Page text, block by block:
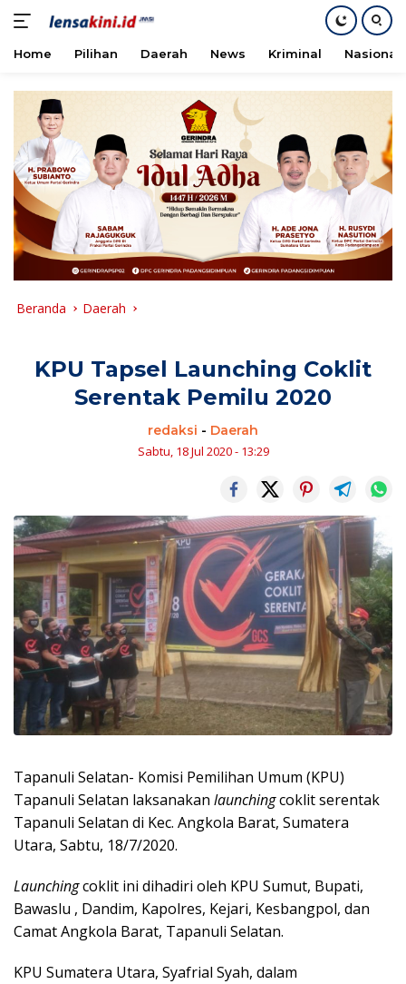
konten
Home Pilihan Daerah News Kriminal Nasional
Beranda Daerah
KPU Tapsel Launching Coklit
Serentak Pemilu 2020
redaksi - Daerah
Sabtu, 18 Jul 2020 - 13:29
Tapanuli Selatan- Komisi Pemilihan Umum (KPU)
Tapanuli Selatan laksanakan launchingcoklit serentak
Tapanuli Selatan di Kec. Angkola Barat, Sumatera
Utara, Sabtu, 18/7/2020.
Launchingcoklit ini dihadiri oleh KPU Sumut, Bupati,
Bawaslu , Dandim, Kapolres, Kejari, Kesbangpol, dan
Camat Angkola Barat, Tapanuli Selatan.
KPU Sumatera Utara, Syafrial Syah, dalam